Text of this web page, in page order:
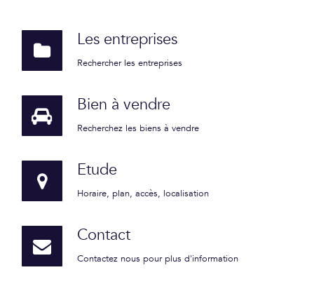
Les entreprises
Rechercher les entreprises
Bien à vendre
Recherchez les biens à vendre
Etude
Horaire, plan, accès, localisation
Contact
Contactez nous pour plus d'information